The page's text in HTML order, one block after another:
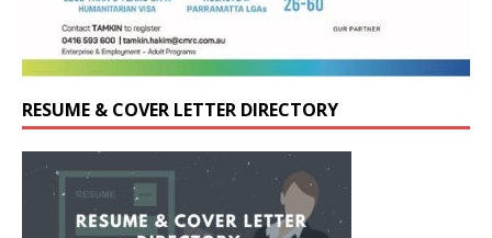
RESUME & COVER LETTER DIRECTORY